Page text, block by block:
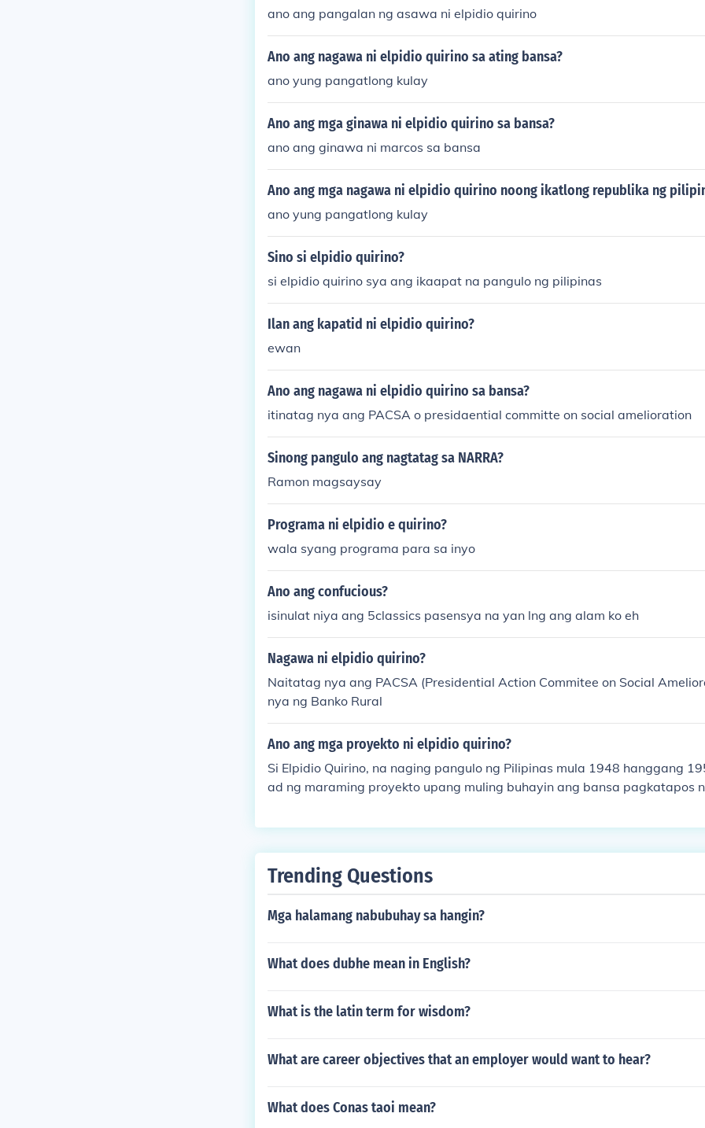
ano ang pangalan ng asawa ni elpidio quirino
Ano ang nagawa ni elpidio quirino sa ating bansa?
ano yung pangatlong kulay
Ano ang mga ginawa ni elpidio quirino sa bansa?
ano ang ginawa ni marcos sa bansa
Ano ang mga nagawa ni elpidio quirino noong ikatlong republika ng
ano yung pangatlong kulay
Sino si elpidio quirino?
si elpidio quirino sya ang ikaapat na pangulo ng pilipinas
Ilan ang kapatid ni elpidio quirino?
ewan
Ano ang nagawa ni elpidio quirino sa bansa?
itinatag nya ang PACSA o presidaential committe on social amelioration
Sinong pangulo ang nagtatag sa NARRA?
Ramon magsaysay
Programa ni elpidio e quirino?
wala syang programa para sa inyo
Ano ang confucious?
isinulat niya ang 5classics pasensya na yan lng ang alam ko eh
Nagawa ni elpidio quirino?
Naitatag nya ang PACSA (Presidential Action Commitee on Social
nya ng Banko Rural
Ano ang mga proyekto ni elpidio quirino?
Si Elpidio Quirino, na naging pangulo ng Pilipinas mula 1948 hanggang
ad ng maraming proyekto upang muling buhayin ang bansa pagkatapos
g pasiglahin ang ekonomiya at magbigay ng trabaho, pati na rin ang
programang pangkalusugan at edukasyon.
Trending Questions
Mga halamang nabubuhay sa hangin?
What does dubhe mean in English?
What is the latin term for wisdom?
What are career objectives that an employer would want to hear?
What does Conas taoi mean?